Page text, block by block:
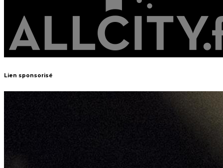
Lien sponsorisé